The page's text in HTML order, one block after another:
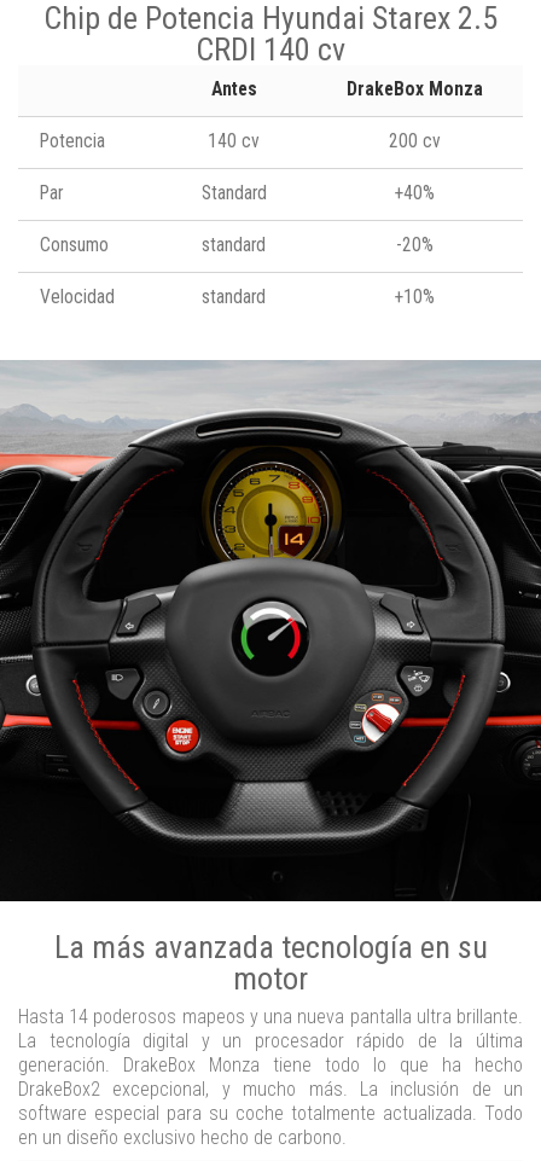
Chip de Potencia Hyundai Starex 2.5
CRDI 140 cv
Antes DrakeBox Monza
Potencia 140 cv 200 cv
Par Standard +40%
Consumo standard -20%
Velocidad standard +10%
La más avanzada tecnología en su
motor
Hasta 14 poderosos mapeos y una nueva pantalla ultra brillante.
La tecnología digital y un procesador rápido de la última
generación. DrakeBox Monza tiene todo lo que ha hecho
DrakeBox2 excepcional, y mucho más. La inclusión de un
software especial para su coche totalmente actualizada. Todo
en un diseño exclusivo hecho de carbono.